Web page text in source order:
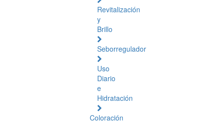
Revitalización
y
Brillo
Seborregulador
Uso
Diario
e
Hidratación
Coloración